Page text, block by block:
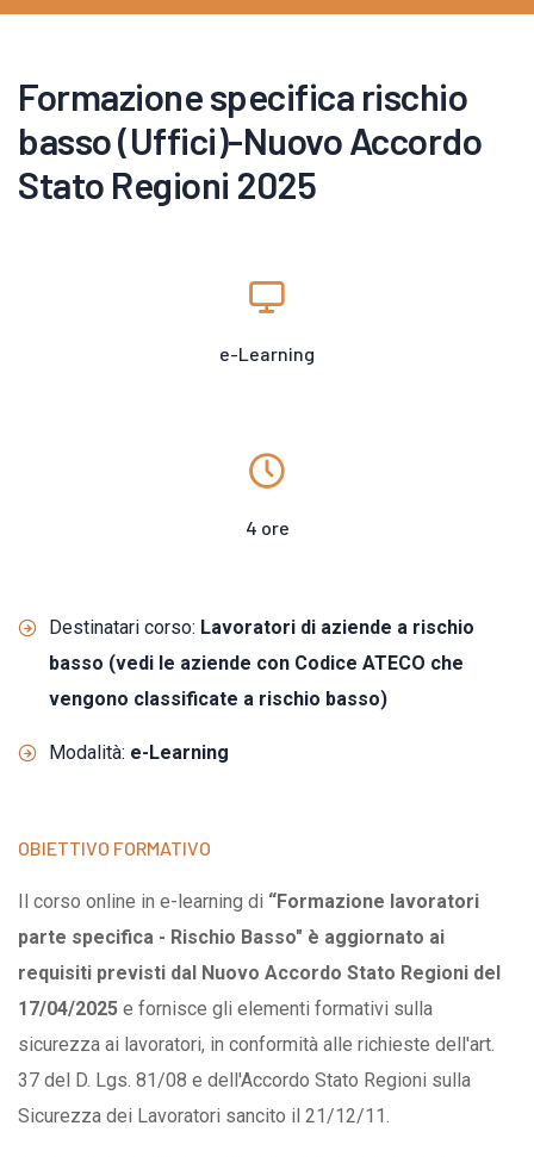
Formazione specifica rischio
basso (Uffici)-Nuovo Accordo
Stato Regioni 2025
e-Learning
4 ore
Destinatari corso: Lavoratori di aziende a rischio
basso (vedi le aziende con Codice ATECO che
vengono classificate a rischio basso)
Modalità: e-Learning
OBIETTIVO FORMATIVO
Il corso online in e-learning di “Formazione lavoratori
parte specifica - Rischio Basso" è aggiornato ai
requisiti previsti dal Nuovo Accordo Stato Regioni del
17/04/2025 e fornisce gli elementi formativi sulla
sicurezza ai lavoratori, in conformità alle richieste dell'art.
37 del D. Lgs. 81/08 e dell'Accordo Stato Regioni sulla
Sicurezza dei Lavoratori sancito il 21/12/11.